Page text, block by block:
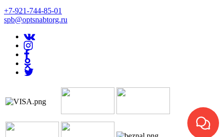
+7-921-744-85-01
spb@optsnabtorg.ru